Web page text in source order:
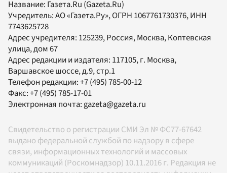
Название: Газета.Ru (Gazeta.Ru)
Учредитель:АО «Газета.Ру», ОГРН 1067761730376, ИНН
7743625728
Адрес учредителя: 125239, Россия, Москва, Коптевская
улица, дом 67
Адрес редакции и издателя: 117105, г. Москва,
Варшавское шоссе, д.9, стр.1
Телефон редакции:+7 (495) 785-00-12
Факс:+7 (495) 785-17-01
Электронная почта: gazeta@gazeta.ru
Свидетельство о регистрации СМИ Эл № ФС77-67642
выдано федеральной службой по надзору в сфере
связи, информационных технологий и массовых
коммуникаций (Роскомнадзор) 10.11.2016 г. Редакция не